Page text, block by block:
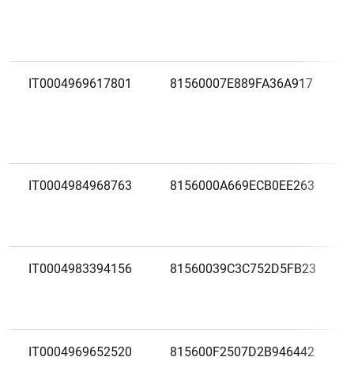
IT0004969617801 81560007E889FA36A917
IT0004984968763 8156000A669ECB0EE263
IT0004983394156 81560039C3C752D5FB23
IT0004969652520 815600F2507D2B946442